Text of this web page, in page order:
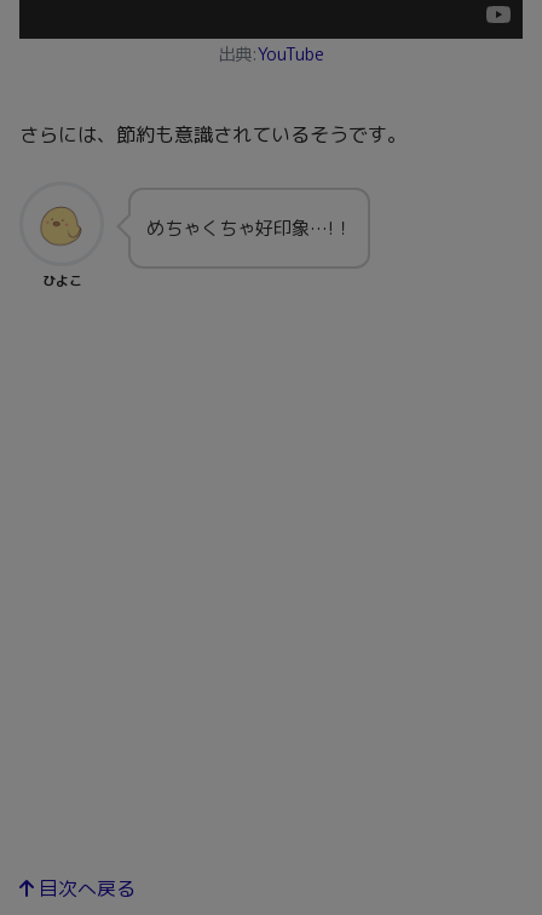
出典:YouTube
さらには、節約も意識されているそうです。
ひよこ
めちゃくちゃ好印象…!！
目次へ戻る